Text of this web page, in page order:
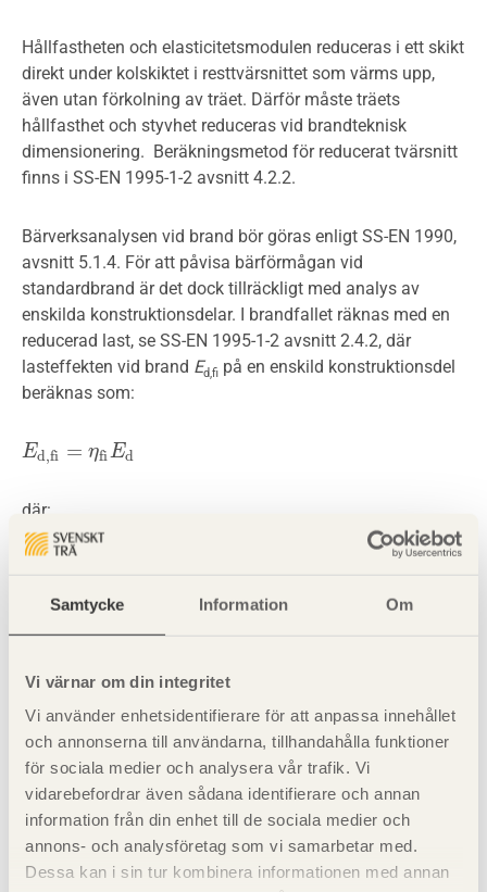
Samtycke Information Om
Vi värnar om din integritet
Vi använder enhetsidentifierare för att anpassa innehållet
och annonserna till användarna, tillhandahålla funktioner
för sociala medier och analysera vår trafik. Vi
vidarebefordrar även sådana identifierare och annan
information från din enhet till de sociala medier och
annons- och analysföretag som vi samarbetar med.
Dessa kan i sin tur kombinera informationen med annan
Hållfastheten och elasticitetsmodulen reduceras i ett skikt
direkt under kolskiktet i resttvärsnittet som värms upp,
även utan förkolning av träet. Därför måste träets
hållfasthet och styvhet reduceras vid brandteknisk
dimensionering. Beräkningsmetod för reducerat tvärsnitt
finns i SS-EN 1995-1-2 avsnitt 4.2.2.
Bärverksanalysen vid brand bör göras enligt SS-EN 1990,
avsnitt 5.1.4. För att påvisa bärförmågan vid
standardbrand är det dock tillräckligt med analys av
enskilda konstruktionsdelar. I brandfallet räknas med en
reducerad last, se SS-EN 1995-1-2 avsnitt 2.4.2, där
lasteffekten vid brand Ed,fi på en enskild konstruktionsdel
beräknas som:
Ed,fi = ηfiEd
Ed,fi= ηfi Ed
där:
är den dimensionerande lasteffekten vid dimensionering för
är reduktionsfaktorn för dimensionerande last vid brand
beroende av lastkvotenQ /G och kombinationsfaktorn
För överslagsmässiga beräkningar
rekommenderas
ηfi= 0,6.
Vid nyttig last i kategori E enligt SS-EN 1991-1-1
(utrymmen där lastansamling kan förväntas, inklusive
kommunikationsutrymmen) är rekommenderat
värdeη fi= 0,7.